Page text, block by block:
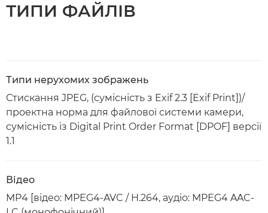
ТИПИ ФАЙЛІВ
Типи нерухомих зображень
Стискання JPEG, (сумісність з Exif 2.3 [Exif Print])/
проектна норма для файлової системи камери,
сумісність із Digital Print Order Format [DPOF] версії
1.1
Відео
MP4 [відео: MPEG4-AVC / H.264, аудіо: MPEG4 AAC-